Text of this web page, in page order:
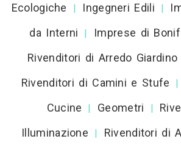
Ecologiche
| Ingegneri Edili |
da Interni
| Imprese di
Rivenditori di Arredo
Rivenditori di Camini e Stufe |
Cucine
| Geometri |
Illuminazione
| Rivenditori di